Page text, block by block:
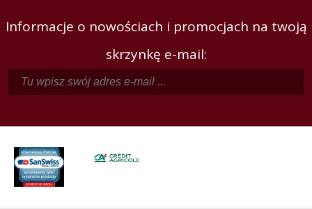
Informacje o nowościach i promocjach na twoją
skrzynkę e-mail: